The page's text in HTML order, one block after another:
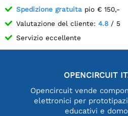
Spedizione gratuita pio € 150,-
Valutazione del cliente: 4.8 / 5
Servizio eccellente
OPENCIRCUIT
Opencircuit vende
elettronici per
educativi e